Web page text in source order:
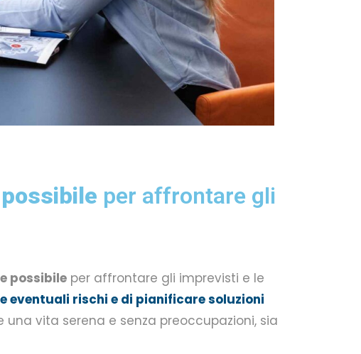
per affrontare gli
possibile per affrontare gli imprevisti e le
eventuali rischi e di pianificare soluzioni
vita serena e senza preoccupazioni, sia